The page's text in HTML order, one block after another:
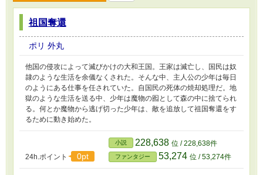
祖国奪還
ポリ 外丸
他国の侵攻によって滅びかけの大和王国。王家は滅亡し、国民は奴
隷のような生活を余儀なくされた。そんな中、主人公の少年は毎日
のようにある仕事を任されていた。自国民の死体の焼却処理だ。地
獄のような生活を送る中、少年は魔物の囮として森の中に捨てられ
る。何とか魔物から逃げ切った少年は、敵を追放して祖国奪還をす
るために動き始めた。
24h.ポイント 0pt
小説 228,638 位 / 228,638件
ファンタジー 53,274 位 / 53,274件